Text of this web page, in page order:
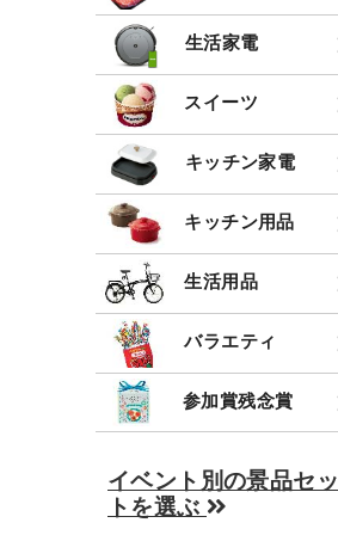
生活家電
スイーツ
キッチン家電
キッチン用品
生活用品
バラエティ
参加賞残念賞
イベント別の景品セッ
トを選ぶ